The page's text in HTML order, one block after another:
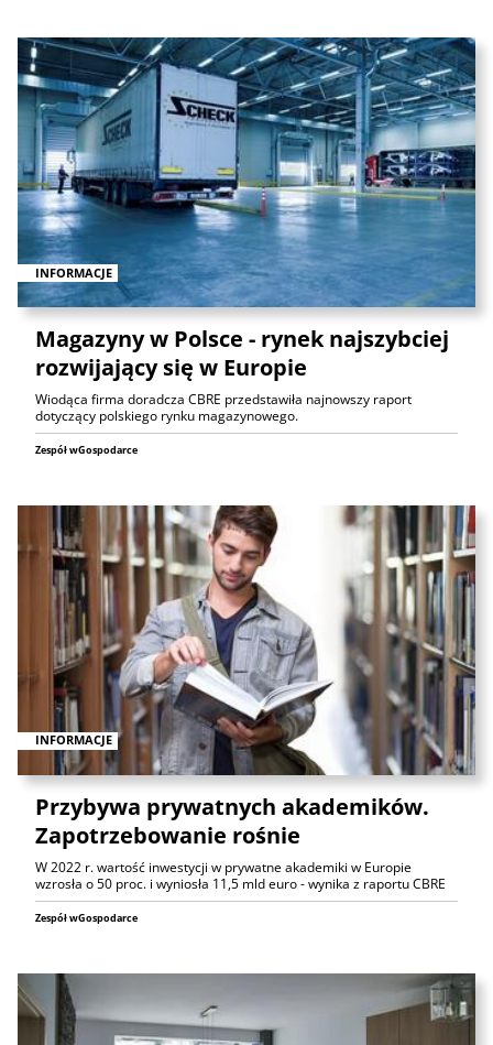
INFORMACJE
Magazyny w Polsce - rynek najszybciej
rozwijający się w Europie
Wiodąca firma doradcza CBRE przedstawiła najnowszy raport
dotyczący polskiego rynku magazynowego.
Zespół wGospodarce
INFORMACJE
Przybywa prywatnych akademików.
Zapotrzebowanie rośnie
W 2022 r. wartość inwestycji w prywatne akademiki w Europie
wzrosła o 50 proc. i wyniosła 11,5 mld euro - wynika z raportu CBRE
Zespół wGospodarce